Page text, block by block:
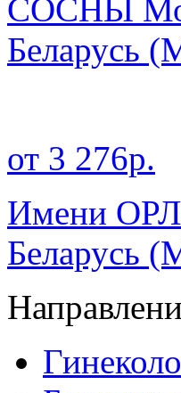
СОСНЫ
Беларусь
от 3 276р.
Имени
Беларусь